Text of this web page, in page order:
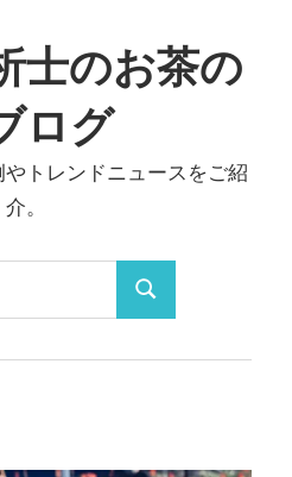
士のお茶の
ログ
トレンドニュースをご紹
介。
検